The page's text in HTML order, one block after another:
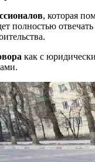
, которая
полностью
как с